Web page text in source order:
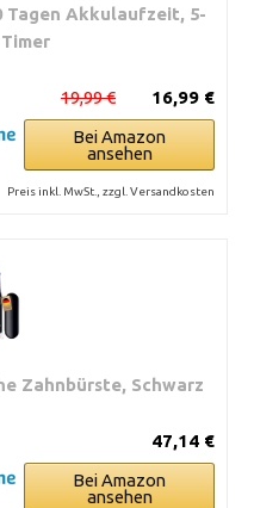
Tagen Akkulaufzeit, 5-
16,99 €
19,99 €
Bei Amazon
ansehen
Preis inkl. MwSt., zzgl. Versandkosten
Zahnbürste, Schwarz
47,14 €
Bei Amazon
ansehen